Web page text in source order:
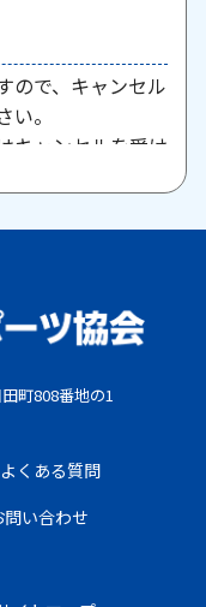
ので、キャンセル
。
キャンセルを受け
・受講料は返金い
ケガ・病気等によ
合は、担当者まで
以内にお申し込
店頭にてお支払
町808番地の1
よくある質問
問い合わせ